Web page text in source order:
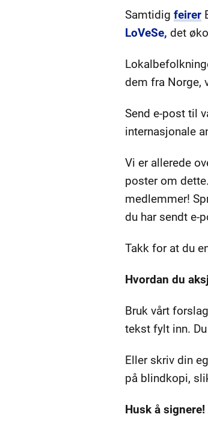
Samtidig feirer
LoVeSe, det
dem fra Norge,
Send e-post til
internasjonale
Vi er allerede
poster om
medlemmer!
du har sendt e-
Takk for at du
Hvordan du
Bruk vårt
tekst fylt inn.
Eller skriv din
på blindkopi,
Husk å signere!